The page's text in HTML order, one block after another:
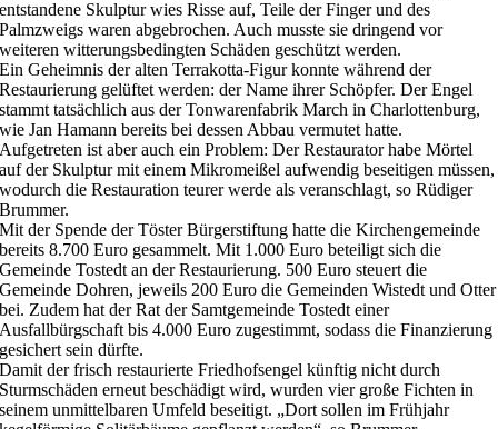
entstandene Skulptur wies Risse auf, Teile der Finger und des
Palmzweigs waren abgebrochen. Auch musste sie dringend vor
weiteren witterungsbedingten Schäden geschützt werden.
Ein Geheimnis der alten Terrakotta-Figur konnte während der
Restaurierung gelüftet werden: der Name ihrer Schöpfer. Der Engel
stammt tatsächlich aus der Tonwarenfabrik March in Charlottenburg,
wie Jan Hamann bereits bei dessen Abbau vermutet hatte.
Aufgetreten ist aber auch ein Problem: Der Restaurator habe Mörtel
auf der Skulptur mit einem Mikromeißel aufwendig beseitigen müssen,
wodurch die Restauration teurer werde als veranschlagt, so Rüdiger
Brummer.
Mit der Spende der Töster Bürgerstiftung hatte die Kirchengemeinde
bereits 8.700 Euro gesammelt. Mit 1.000 Euro beteiligt sich die
Gemeinde Tostedt an der Restaurierung. 500 Euro steuert die
Gemeinde Dohren, jeweils 200 Euro die Gemeinden Wistedt und Otter
bei. Zudem hat der Rat der Samtgemeinde Tostedt einer
Ausfallbürgschaft bis 4.000 Euro zugestimmt, sodass die Finanzierung
gesichert sein dürfte.
Damit der frisch restaurierte Friedhofsengel künftig nicht durch
Sturmschäden erneut beschädigt wird, wurden vier große Fichten in
seinem unmittelbaren Umfeld beseitigt. „Dort sollen im Frühjahr